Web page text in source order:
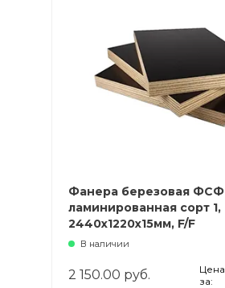
Фанера березовая ФСФ
ламинированная сорт 1,
2440х1220х15мм, F/F
В наличии
2 150.00 руб.
Цена
за: